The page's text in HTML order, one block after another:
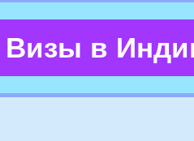
Визы в